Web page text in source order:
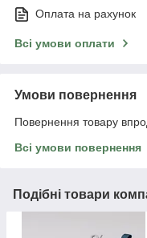
Оплата на рахунок
Всі умови оплати
Умови повернення
Повернення товару
Всі умови повернення
Подібні товари